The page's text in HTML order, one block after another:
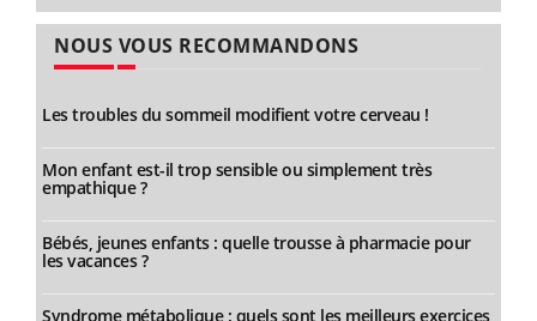
NOUS VOUS RECOMMANDONS
Les troubles du sommeil modifient votre cerveau !
Mon enfant est-il trop sensible ou simplement très
empathique ?
Bébés, jeunes enfants : quelle trousse à pharmacie pour
les vacances ?
Syndrome métabolique : quels sont les meilleurs exercices